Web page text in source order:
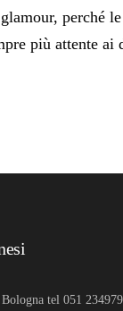
perché
più attente ai
tel 051